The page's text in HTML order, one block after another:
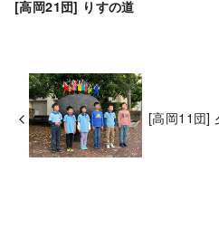
[高岡21団] りすの道
[高岡11団]